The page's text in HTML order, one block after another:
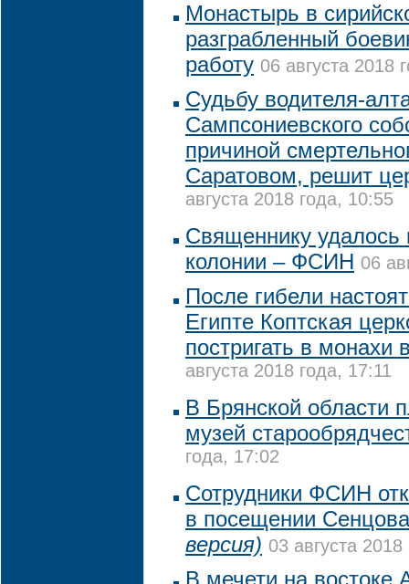
Монастырь в
разграбленный
работу 06 августа 2018
Судьбу водителя-
Сампсониевского
причиной
Саратовом, решит
августа 2018 года, 10:55
Священнику удалось
колонии – ФСИН 06
После гибели
Египте Коптская
постригать в монахи
августа 2018 года, 17:11
В Брянской области
музей
года, 17:02
Сотрудники ФСИН
в посещении
версия) 03 августа
В мечети на востоке